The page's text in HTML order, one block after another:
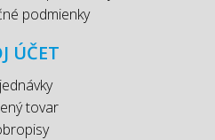
podmienky
ÚČET
tovar